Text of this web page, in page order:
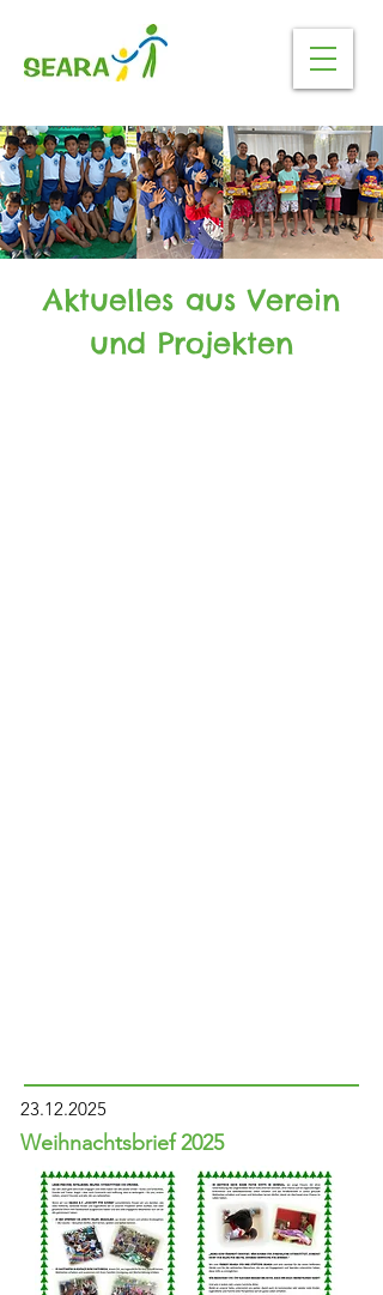
Aktuelles aus Verein
und Projekten
23.12.2025
Weihnachtsbrief 2025